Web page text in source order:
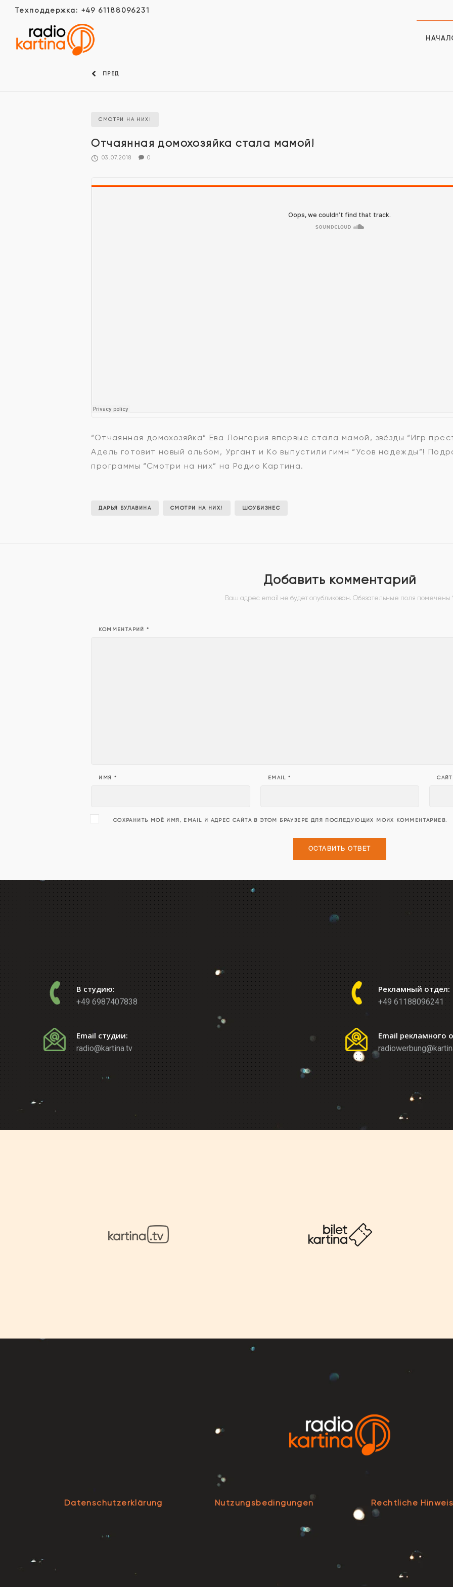
Техподдержка: +49 61188096231
ПРЕД
СМОТРИ НА НИХ!
Отчаянная домохозяйка стала мамой!
03.07.2018 0
“Отчаянная домохозяйка” Ева Лонгория впервые стала мамой, звёзды “Игр
Адель готовит новый альбом, Ургант и Ко выпустили гимн “Усов надежды”!
программы “Смотри на них” на Радио Картина.
ДАРЬЯ БУЛАВИНА СМОТРИ НА НИХ! ШОУБИЗНЕС
Добавить комментарий
Ваш адрес email не будет опубликован. Обязательные поля помечены
КОММЕНТАРИЙ*
ИМЯ * EMAIL* САЙТ
СОХРАНИТЬ МОЁ ИМЯ, EMAIL И АДРЕС САЙТА В ЭТОМ БРАУЗЕРЕ ДЛЯ ПОСЛЕДУЮЩИХ МОИХ КОММЕНТАРИЕВ.
В студию:
+49 6987407838
Email студии:
radio@kartina.tv
Рекламный отдел:
+49 61188096241
Email рекламного
Datenschutzerklärung Nutzungsbedingungen Rechtliche